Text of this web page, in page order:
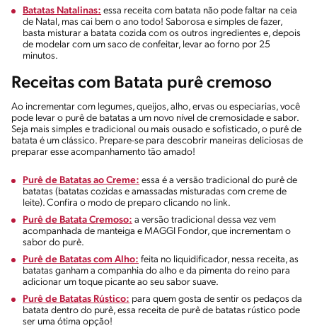
Batatas Natalinas: essa receita com batata não pode faltar na ceia
de Natal, mas cai bem o ano todo! Saborosa e simples de fazer,
basta misturar a batata cozida com os outros ingredientes e, depois
de modelar com um saco de confeitar, levar ao forno por 25
minutos.
Receitas com Batata purê cremoso
Ao incrementar com legumes, queijos, alho, ervas ou especiarias, você
pode levar o purê de batatas a um novo nível de cremosidade e sabor.
Seja mais simples e tradicional ou mais ousado e sofisticado, o purê de
batata é um clássico. Prepare-se para descobrir maneiras deliciosas de
preparar esse acompanhamento tão amado!
Purê de Batatas ao Creme: essa é a versão tradicional do purê de
batatas (batatas cozidas e amassadas misturadas com creme de
leite). Confira o modo de preparo clicando no link.
Purê de Batata Cremoso: a versão tradicional dessa vez vem
acompanhada de manteiga e MAGGI Fondor, que incrementam o
sabor do purê.
Purê de Batatas com Alho: feita no liquidificador, nessa receita, as
batatas ganham a companhia do alho e da pimenta do reino para
adicionar um toque picante ao seu sabor suave.
Purê de Batatas Rústico: para quem gosta de sentir os pedaços da
batata dentro do purê, essa receita de purê de batatas rústico pode
ser uma ótima opção!